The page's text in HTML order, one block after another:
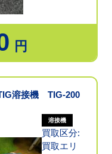
円
溶接機 TIG-200
溶接機
買取区分:
買取エリ